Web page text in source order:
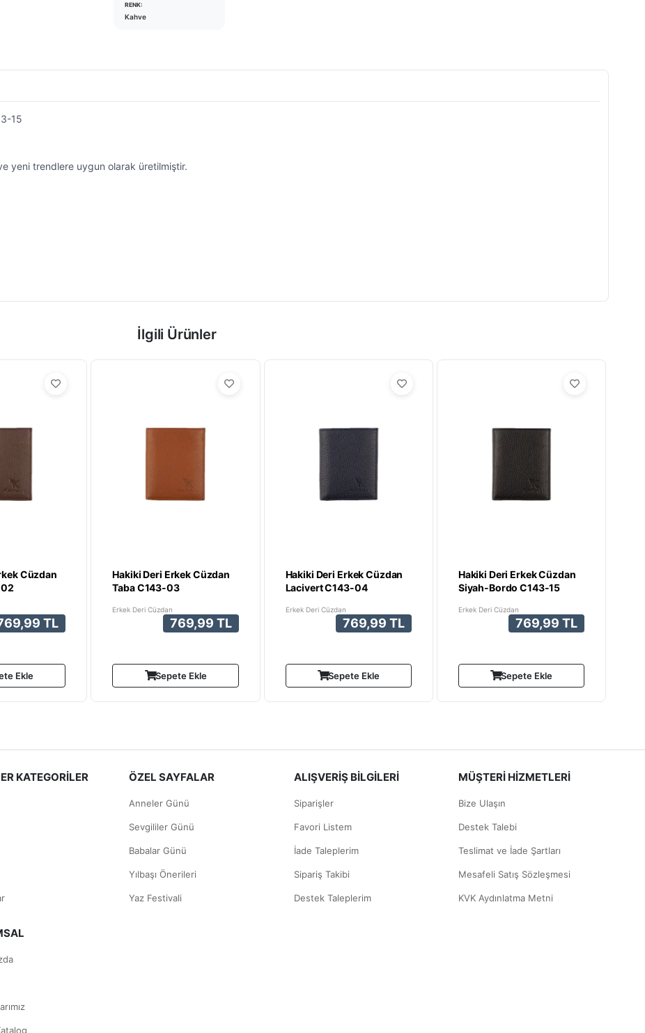
RENK:
Kahve
15
yeni trendlere uygun olarak üretilmiştir.
İlgili Ürünler
Cüzdan
TL
Ekle
Hakiki Deri Erkek Cüzdan
Taba C143-03
Erkek Deri Cüzdan
769,99 TL
Sepete Ekle
Hakiki Deri Erkek Cüzdan
Lacivert C143-04
Erkek Deri Cüzdan
769,99 TL
Sepete Ekle
Hakiki Deri Erkek Cüzdan
Siyah-Bordo C143-15
Erkek Deri Cüzdan
769,99 TL
Sepete Ekle
KATEGORİLER ÖZEL SAYFALAR
Anneler Günü
Sevgililer Günü
Babalar Günü
Yılbaşı Önerileri
Yaz Festivali
ALIŞVERİŞ BİLGİLERİ
Siparişler
Favori Listem
İade Taleplerim
Sipariş Takibi
Destek Taleplerim
MÜŞTERİ HİZMETLERİ
Bize Ulaşın
Destek Talebi
Teslimat ve İade Şartları
Mesafeli Satış Sözleşmesi
KVK Aydınlatma Metni